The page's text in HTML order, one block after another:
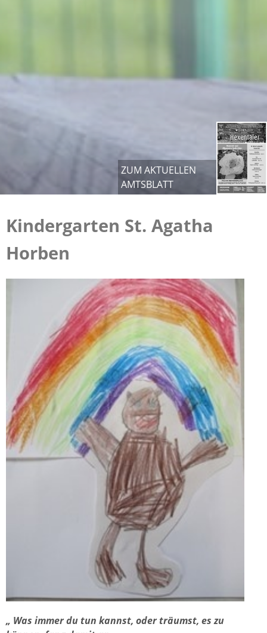
ZUM AKTUELLEN
AMTSBLATT
Kindergarten St. Agatha
Horben
„ Was immer du tun kannst, oder träumst, es zu